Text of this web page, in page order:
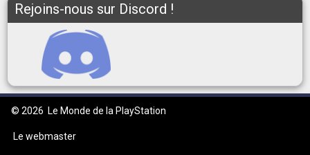
Rejoins-nous sur Discord !
© 2026 Le Monde de la PlayStation
Le webmaster